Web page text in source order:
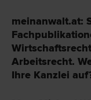
meinanwalt.at:
Arbeitsrecht.
Ihre Kanzlei